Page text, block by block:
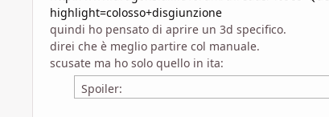
highlight=colosso+disgiunzione
quindi ho pensato di aprire un 3d specifico.
direi che è meglio partire col manuale.
scusate ma ho solo quello in ita:
Spoiler: